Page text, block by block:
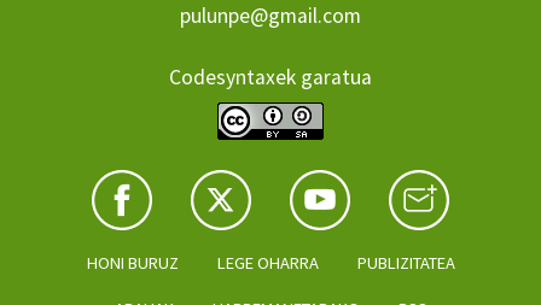
pulunpe@gmail.com
Codesyntaxek garatua
HONI BURUZ LEGE OHARRA PUBLIZITATEA